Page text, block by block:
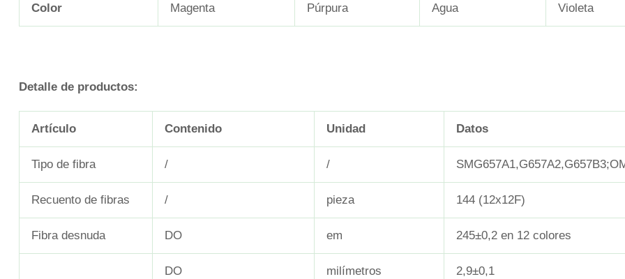
Color Magenta Púrpura Agua Violeta
Detalle de productos:
Artículo Contenido Unidad Datos
Tipo de fibra / /
Recuento de fibras / pieza 144 (12x12F)
Fibra desnuda DO em 245±0,2 en 12 colores
DO milímetros 2,9±0,1